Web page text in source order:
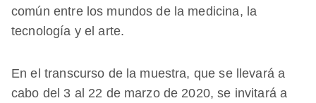
común entre los mundos de la medicina, la
tecnología y el arte.
En el transcurso de la muestra, que se llevará a
cabo del 3 al 22 de marzo de 2020, se invitará a